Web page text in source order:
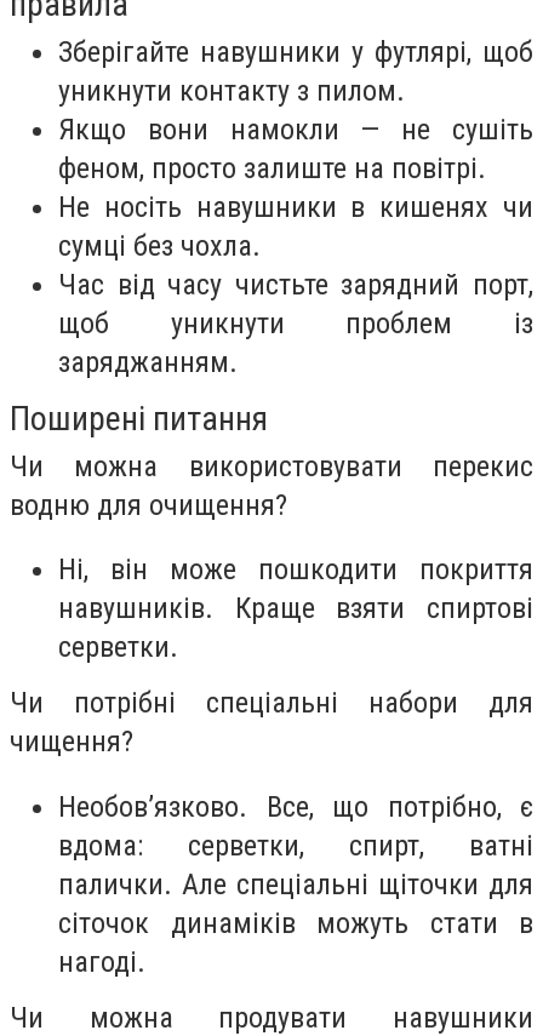
Зберігайте навушники у футлярі, щоб
уникнути контакту з пилом.
Якщо вони намокли — не сушіть
феном, просто залиште на повітрі.
Не носіть навушники в кишенях чи
сумці без чохла.
Час від часу чистьте зарядний порт,
щоб уникнути проблем із
заряджанням.
Поширені питання
Чи можна використовувати перекис
водню для очищення?
Ні, він може пошкодити покриття
навушників. Краще взяти спиртові
серветки.
Чи потрібні спеціальні набори для
чищення?
Необов’язково. Все, що потрібно, є
вдома: серветки, спирт, ватні
палички. Але спеціальні щіточки для
сіточок динаміків можуть стати в
нагоді.
Чи можна продувати навушники